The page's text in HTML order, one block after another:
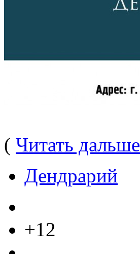
( Читать дальше
Дендрарий
+12